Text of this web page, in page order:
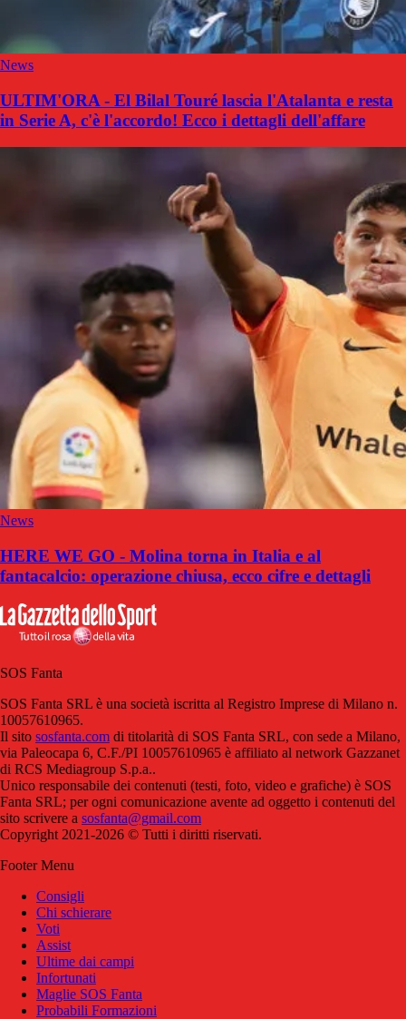
News
ULTIM'ORA - El Bilal Touré lascia l'Atalanta e resta
in Serie A, c'è l'accordo! Ecco i dettagli dell'affare
News
HERE WE GO - Molina torna in Italia e al
fantacalcio: operazione chiusa, ecco cifre e dettagli
SOS Fanta
SOS Fanta SRL è una società iscritta al Registro Imprese di Milano n.
10057610965.
Il sito sosfanta.com di titolarità di SOS Fanta SRL, con sede a Milano,
via Paleocapa 6, C.F./PI 10057610965 è affiliato al network Gazzanet
di RCS Mediagroup S.p.a..
Unico responsabile dei contenuti (testi, foto, video e grafiche) è SOS
Fanta SRL; per ogni comunicazione avente ad oggetto i contenuti del
sito scrivere a sosfanta@gmail.com
Copyright 2021-2026 © Tutti i diritti riservati.
Footer Menu
Consigli
Chi schierare
Voti
Assist
Ultime dai campi
Infortunati
Maglie SOS Fanta
Probabili Formazioni